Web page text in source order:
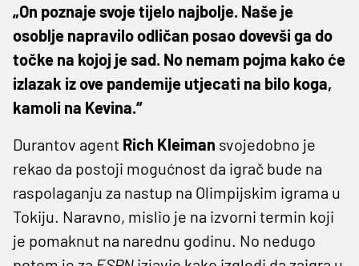
„On poznaje svoje tijelo najbolje. Naše je
osoblje napravilo odličan posao dovevši ga do
točke na kojoj je sad. No nemam pojma kako će
izlazak iz ove pandemije utjecati na bilo koga,
kamoli na Kevina.“
Durantov agent Rich Kleiman svojedobno je
rekao da postoji mogućnost da igrač bude na
raspolaganju za nastup na Olimpijskim igrama u
Tokiju. Naravno, mislio je na izvorni termin koji
je pomaknut na narednu godinu. No nedugo